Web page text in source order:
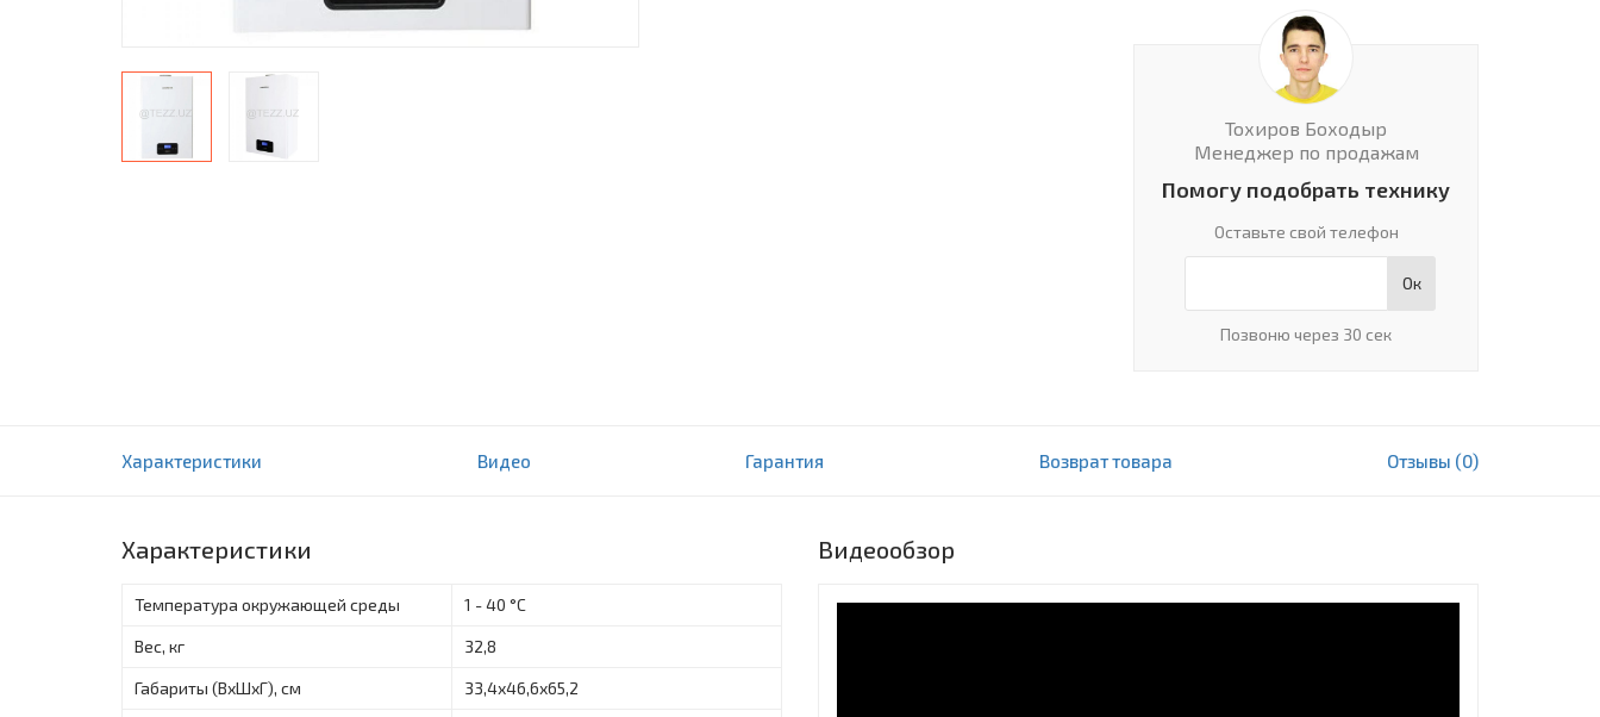
Тохиров Боходыр
Менеджер по продажам
Помогу подобрать технику
Оставьте свой телефон
Ок
Позвоню через 30 сек
8 829 000 сум В корзину
Характеристики Видео Гарантия Возврат товара Отзывы (0)
Характеристики
Температура окружающей среды 1 - 40 °C
Вес, кг 32,8
Габариты (ВxШxГ), см 33,4х46,6х65,2
Видеообзор